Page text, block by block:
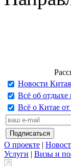
Новости
Всё об отдыхе
Всё о Китае
О проекте |
Услуги | Визы и